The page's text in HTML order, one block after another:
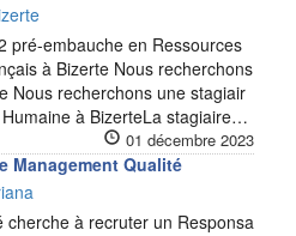
pré-embauche en Ressources
à Bizerte Nous recherchons
Nous recherchons une stagiair
à BizerteLa stagiaire…
01 décembre 2023
Management Qualité
cherche à recruter un Responsa